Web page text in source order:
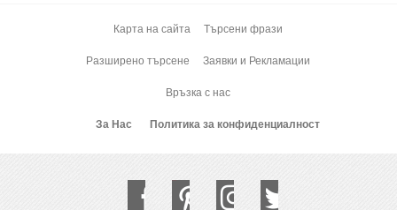
Карта на сайта Търсени фрази
Разширено търсене Заявки и Рекламации
Връзка с нас
За Нас Политика за конфиденциалност